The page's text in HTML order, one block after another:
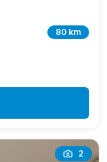
80 km
2